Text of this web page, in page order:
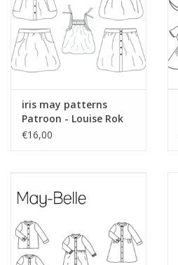
iris may patterns
Patroon - Louise Rok
en Top
€16,00